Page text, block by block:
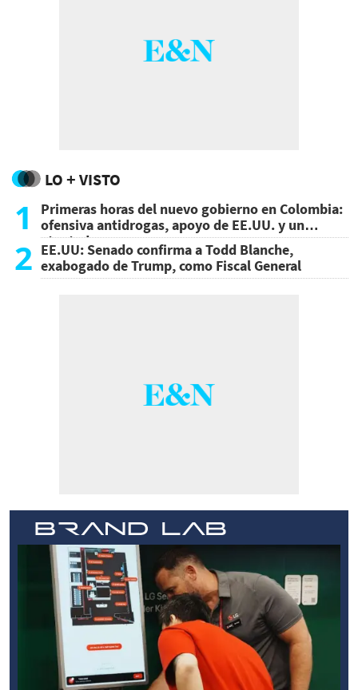
LO + VISTO
1
Primeras horas del nuevo gobierno en Colombia:
ofensiva antidrogas, apoyo de EE.UU. y un
atentado
2 EE.UU: Senado confirma a Todd Blanche,
exabogado de Trump, como Fiscal General